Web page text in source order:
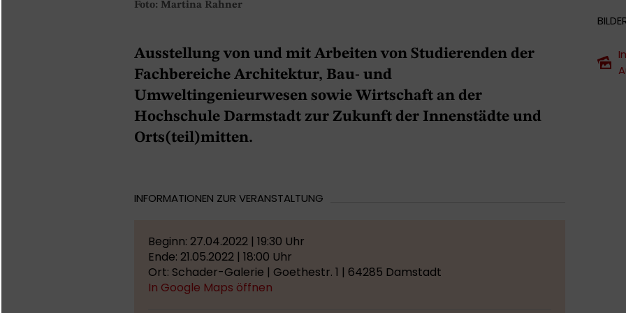
Foto: Martina Rahner
Ausstellung von und mit Arbeiten von Studierenden der
Fachbereiche Architektur, Bau- und
Umweltingenieurwesen sowie Wirtschaft an der
Hochschule Darmstadt zur Zukunft der Innenstädte und
Orts(teil)mitten.
INFORMATIONEN ZUR VERANSTALTUNG
Beginn: 27.04.2022 | 19:30 Uhr
Ende: 21.05.2022 | 18:00 Uhr
Ort: Schader-Galerie | Goethestr. 1 | 64285 Damstadt
In Google Maps öffnen